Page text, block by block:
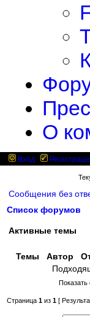
О
Вход
Сообщения без
Список форумов
Активные темы
Темы Автор
Показать
Страница 1 из 1 [